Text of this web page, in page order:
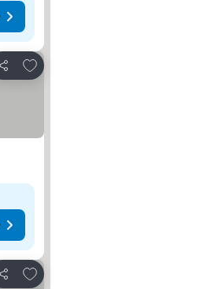
Κοινοποίηση
Προσθήκη στα αγαπημένα
Κοινοποίηση
Προσθήκη στα αγαπημένα